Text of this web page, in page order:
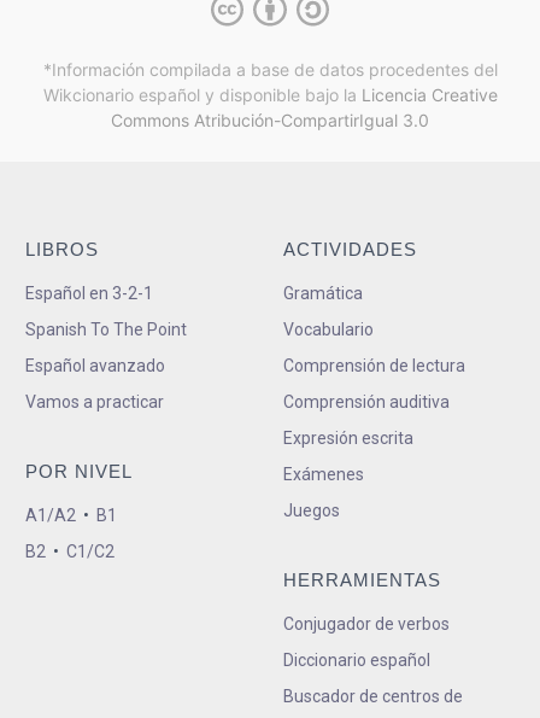
*Información compilada a base de datos procedentes del
Wikcionario español y disponible bajo la Licencia Creative
Commons Atribución-CompartirIgual 3.0
LIBROS
Español en 3-2-1
Spanish To The Point
Español avanzado
Vamos a practicar
POR NIVEL
A1/A2 • B1
B2 • C1/C2
ACTIVIDADES
Gramática
Vocabulario
Comprensión de lectura
Comprensión auditiva
Expresión escrita
Exámenes
Juegos
HERRAMIENTAS
Conjugador de verbos
Diccionario español
Buscador de centros de